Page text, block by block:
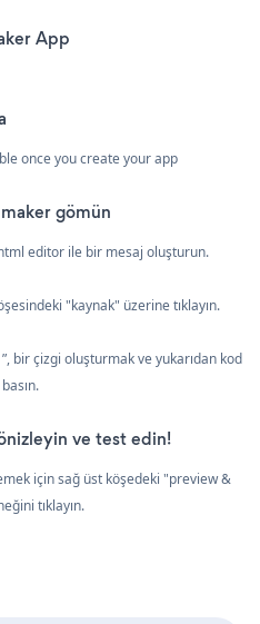
App
once you create your app
gömün
html editor ile bir mesaj oluşturun.
"kaynak" üzerine tıklayın.
bir çizgi oluşturmak ve yukarıdan kod
önizleyin ve test edin!
için sağ üst köşedeki "preview &
tıklayın.